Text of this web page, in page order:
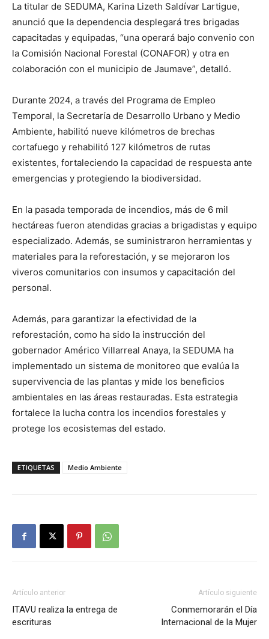
La titular de SEDUMA, Karina Lizeth Saldívar Lartigue,
anunció que la dependencia desplegará tres brigadas
capacitadas y equipadas, “una operará bajo convenio con
la Comisión Nacional Forestal (CONAFOR) y otra en
colaboración con el municipio de Jaumave”, detalló.
Durante 2024, a través del Programa de Empleo
Temporal, la Secretaría de Desarrollo Urbano y Medio
Ambiente, habilitó nueve kilómetros de brechas
cortafuego y rehabilitó 127 kilómetros de rutas
existentes, fortaleciendo la capacidad de respuesta ante
emergencias y protegiendo la biodiversidad.
En la pasada temporada de incendios, más de 6 mil
hectáreas fueron atendidas gracias a brigadistas y equipo
especializado. Además, se suministraron herramientas y
materiales para la reforestación, y se mejoraron los
viveros comunitarios con insumos y capacitación del
personal.
Además, para garantizar la efectividad de la
reforestación, como ha sido la instrucción del
gobernador Américo Villarreal Anaya, la SEDUMA ha
implementado un sistema de monitoreo que evalúa la
supervivencia de las plantas y mide los beneficios
ambientales en las áreas restauradas. Esta estrategia
fortalece la lucha contra los incendios forestales y
protege los ecosistemas del estado.
ETIQUETAS Medio Ambiente
Artículo anterior
ITAVU realiza la entrega de
escrituras
Artículo siguiente
Conmemorarán el Día
Internacional de la Mujer